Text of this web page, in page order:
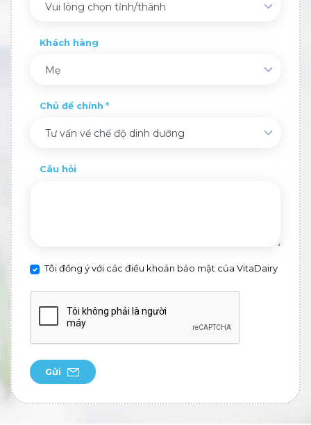
Vui lòng chọn tỉnh/thành
Khách hàng
Mẹ
Chủ đề chính
Tư vấn về chế độ dinh dưỡng
Câu hỏi
Tôi đồng ý với các điều khoản bảo mật của VitaDairy
Gửi